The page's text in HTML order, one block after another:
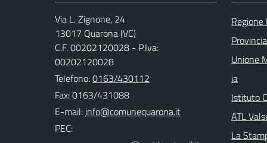
Via L. Zignone, 24
13017 Quarona (VC)
C.F. 00202120028 - P.Iva:
00202120028
Telefono:0163/430112
Fax: 0163/431088
E-mail:
PEC:
Unione
ia
Istituto
ATL
La